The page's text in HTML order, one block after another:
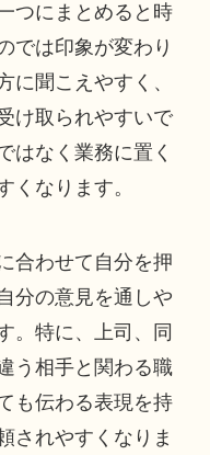
つにまとめると時
では印象が変わり
に聞こえやすく、
け取られやすいで
はなく業務に置く
くなります。
合わせて自分を押
分の意見を通しや
。特に、上司、同
う相手と関わる職
も伝わる表現を持
されやすくなりま